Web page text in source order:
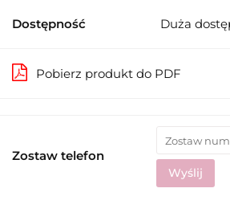
Dostępność Duża
Pobierz produkt do PDF
Zostaw telefon
Wyślij